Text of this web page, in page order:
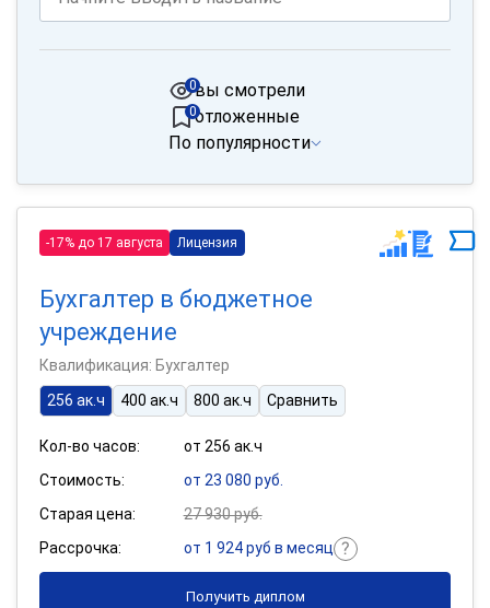
вы смотрели
0
отложенные
0
По популярности
-17% до 17 августа Лицензия
Бухгалтер в бюджетное
учреждение
Квалификация: Бухгалтер
256 ак.ч
400 ак.ч 800 ак.ч Сравнить
Кол-во часов:
от 256 ак.ч
Стоимость:
от 23 080 руб.
Старая цена:
27 930 руб.
Рассрочка:
от 1 924 руб в месяц
Получить диплом